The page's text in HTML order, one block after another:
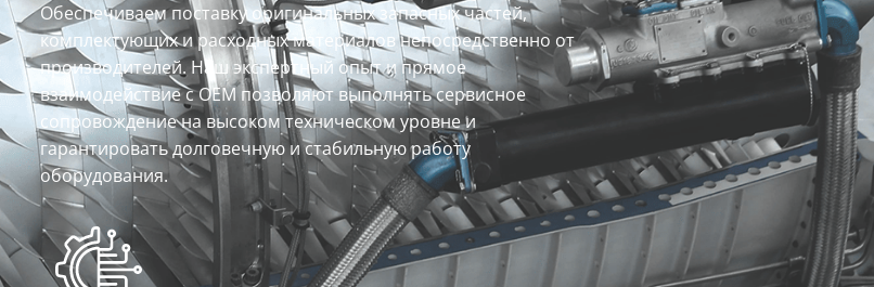
Обеспечиваем поставку оригинальных запасных частей,
комплектующих и расходных материалов непосредственно от
производителей. Наш экспертный опыт и прямое
взаимодействие с OEM позволяют выполнять сервисное
сопровождение на высоком техническом уровне и
гарантировать долговечную и стабильную работу
оборудования.